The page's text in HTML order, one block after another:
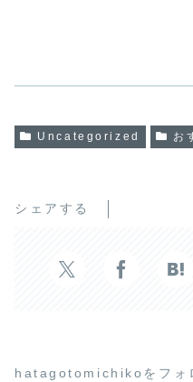
Uncategorized お
シェアする
hatagotomichikoをフォ